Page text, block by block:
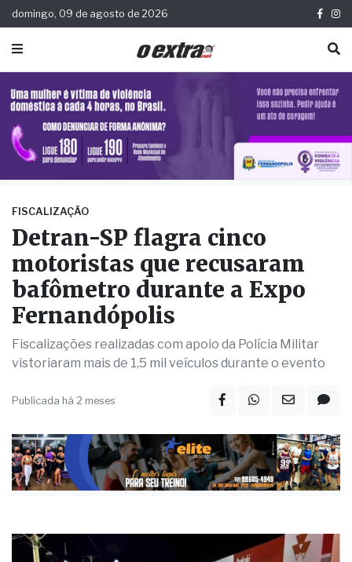
domingo, 09 de agosto de 2026
FISCALIZAÇÃO
Detran-SP flagra cinco
motoristas que recusaram
bafômetro durante a Expo
Fernandópolis
Fiscalizações realizadas com apoio da Polícia Militar
vistoriaram mais de 1,5 mil veículos durante o evento
Publicada há 2 meses